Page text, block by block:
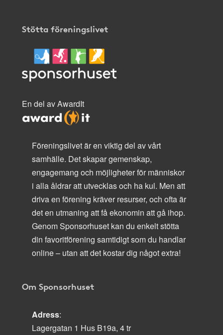
Stötta föreningslivet
En del av AwardIt
Föreningslivet är en viktig del av vårt
samhälle. Det skapar gemenskap,
engagemang och möjligheter för människor
i alla åldrar att utvecklas och ha kul. Men att
driva en förening kräver resurser, och ofta är
det en utmaning att få ekonomin att gå ihop.
Genom Sponsorhuset kan du enkelt stötta
din favoritförening samtidigt som du handlar
online – utan att det kostar dig något extra!
Om Sponsorhuset
Adress:
Lagergatan 1 Hus B19a, 4 tr